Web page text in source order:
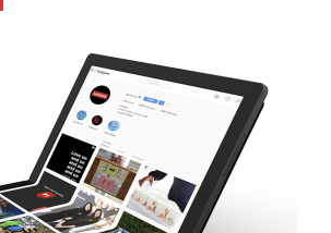
Redmi
X20
Pro
y
llegaría